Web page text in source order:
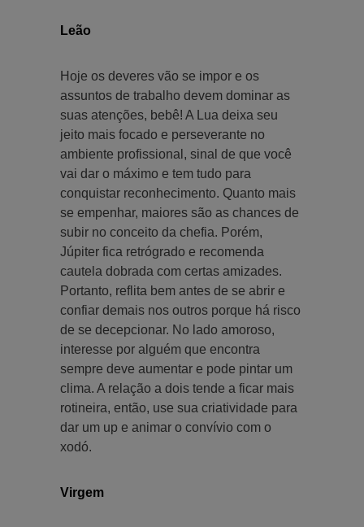
Leão
Hoje os deveres vão se impor e os
assuntos de trabalho devem dominar as
suas atenções, bebê! A Lua deixa seu
jeito mais focado e perseverante no
ambiente profissional, sinal de que você
vai dar o máximo e tem tudo para
conquistar reconhecimento. Quanto mais
se empenhar, maiores são as chances de
subir no conceito da chefia. Porém,
Júpiter fica retrógrado e recomenda
cautela dobrada com certas amizades.
Portanto, reflita bem antes de se abrir e
confiar demais nos outros porque há risco
de se decepcionar. No lado amoroso,
interesse por alguém que encontra
sempre deve aumentar e pode pintar um
clima. A relação a dois tende a ficar mais
rotineira, então, use sua criatividade para
dar um up e animar o convívio com o
xodó.
Virgem